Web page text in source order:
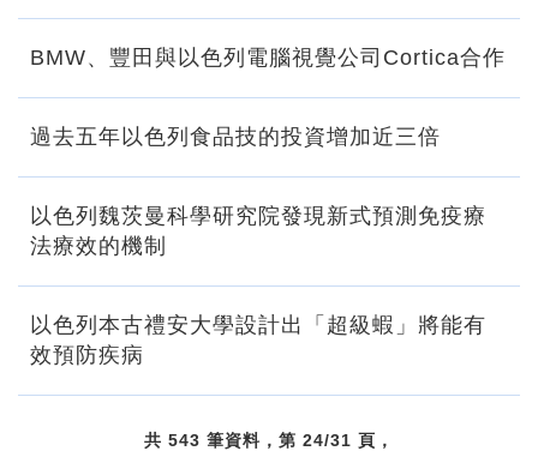
BMW、豐田與以色列電腦視覺公司Cortica合作
過去五年以色列食品技的投資增加近三倍
以色列魏茨曼科學研究院發現新式預測免疫療
法療效的機制
以色列本古禮安大學設計出「超級蝦」將能有
效預防疾病
共 543 筆資料，第 24/31 頁，